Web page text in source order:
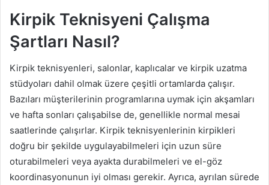
Kirpik Teknisyeni Çalışma
Şartları Nasıl?
Kirpik teknisyenleri, salonlar, kaplıcalar ve kirpik uzatma
stüdyoları dahil olmak üzere çeşitli ortamlarda çalışır.
Bazıları müşterilerinin programlarına uymak için akşamları
ve hafta sonları çalışabilse de, genellikle normal mesai
saatlerinde çalışırlar. Kirpik teknisyenlerinin kirpikleri
doğru bir şekilde uygulayabilmeleri için uzun süre
oturabilmeleri veya ayakta durabilmeleri ve el-göz
koordinasyonunun iyi olması gerekir. Ayrıca, ayrılan sürede